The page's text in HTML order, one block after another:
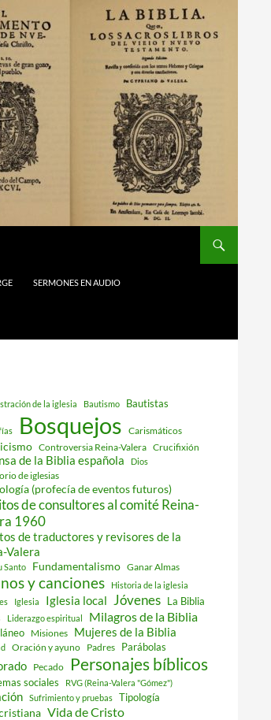
SERMONES EN AUDIO
de la iglesia Bautismo Bautistas
Bosquejos Carismáticos
Controversia Reina-Valera Crucifixión
de la Biblia española Dios
de iglesias
(profecía de eventos futuros)
de consultores al comité Reina-
1960
de traductores y revisores de la
Valera
Santo Fundamentalismo Ganar Almas
y canciones
Historia de la iglesia
Iglesia Iglesia local Jóvenes La Biblia
Liderazgo espiritual Milagros de la Biblia
Misiones Mujeres de la Biblia
Oración y ayuno Padres Parábolas
Pecado Personajes bíblicos
sociales RVG (Reina-Valera "Gómez")
Sufrimiento y pruebas Tipología
Vida de Cristo